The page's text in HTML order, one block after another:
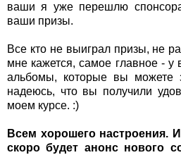
ваши я уже перешлю
ваши призы.
Все кто не выиграл призы, не
мне кажется, самое главное - у
альбомы, которые вы можете
надеюсь, что вы получили
моем курсе. :)
Всем хорошего настроения.
скоро будет анонс нового